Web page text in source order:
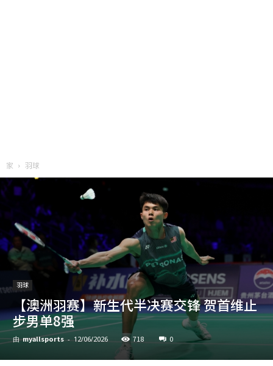
家 羽球
羽球
【澳洲羽赛】新生代半决赛交锋 贺首维止
步男单8强
由 myallsports - 12/06/2026 718 0